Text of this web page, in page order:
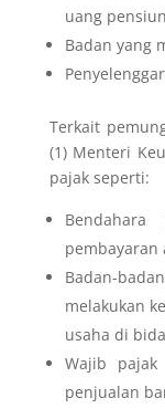
uang
Badan yang
Terkait
(1) Menteri
pajak seperti:
Bendahara
pembayaran
Badan-
melakukan
usaha di
Wajib
penjualan